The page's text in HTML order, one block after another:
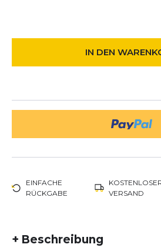
IN DEN
EINFACHE
RÜCKGABE
VERSAND
+ Beschreibung